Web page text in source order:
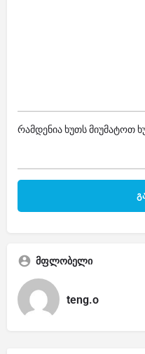
რამდენია ხუთს მიუმატოთ
მფლობელი
teng.o